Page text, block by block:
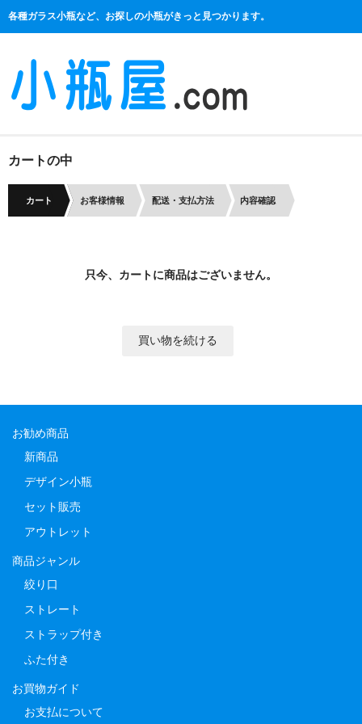
各種ガラス小瓶など、お探しの小瓶がきっと見つかります。
カートの中
カート お客様情報 配送・支払方法 内容確認
只今、カートに商品はございません。
お勧め商品
新商品
デザイン小瓶
セット販売
アウトレット
商品ジャンル
絞り口
ストレート
ストラップ付き
ふた付き
お買物ガイド
お支払について